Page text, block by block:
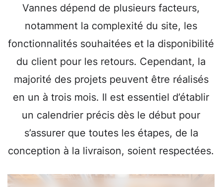
Vannes dépend de plusieurs facteurs,
notamment la complexité du site, les
fonctionnalités souhaitées et la disponibilité
du client pour les retours. Cependant, la
majorité des projets peuvent être réalisés
en un à trois mois. Il est essentiel d’établir
un calendrier précis dès le début pour
s’assurer que toutes les étapes, de la
conception à la livraison, soient respectées.